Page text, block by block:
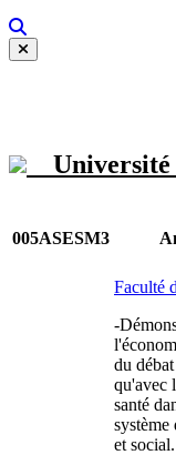
Université
005ASESM3
Faculté
-
du
qu'avec
santé
système
et social.